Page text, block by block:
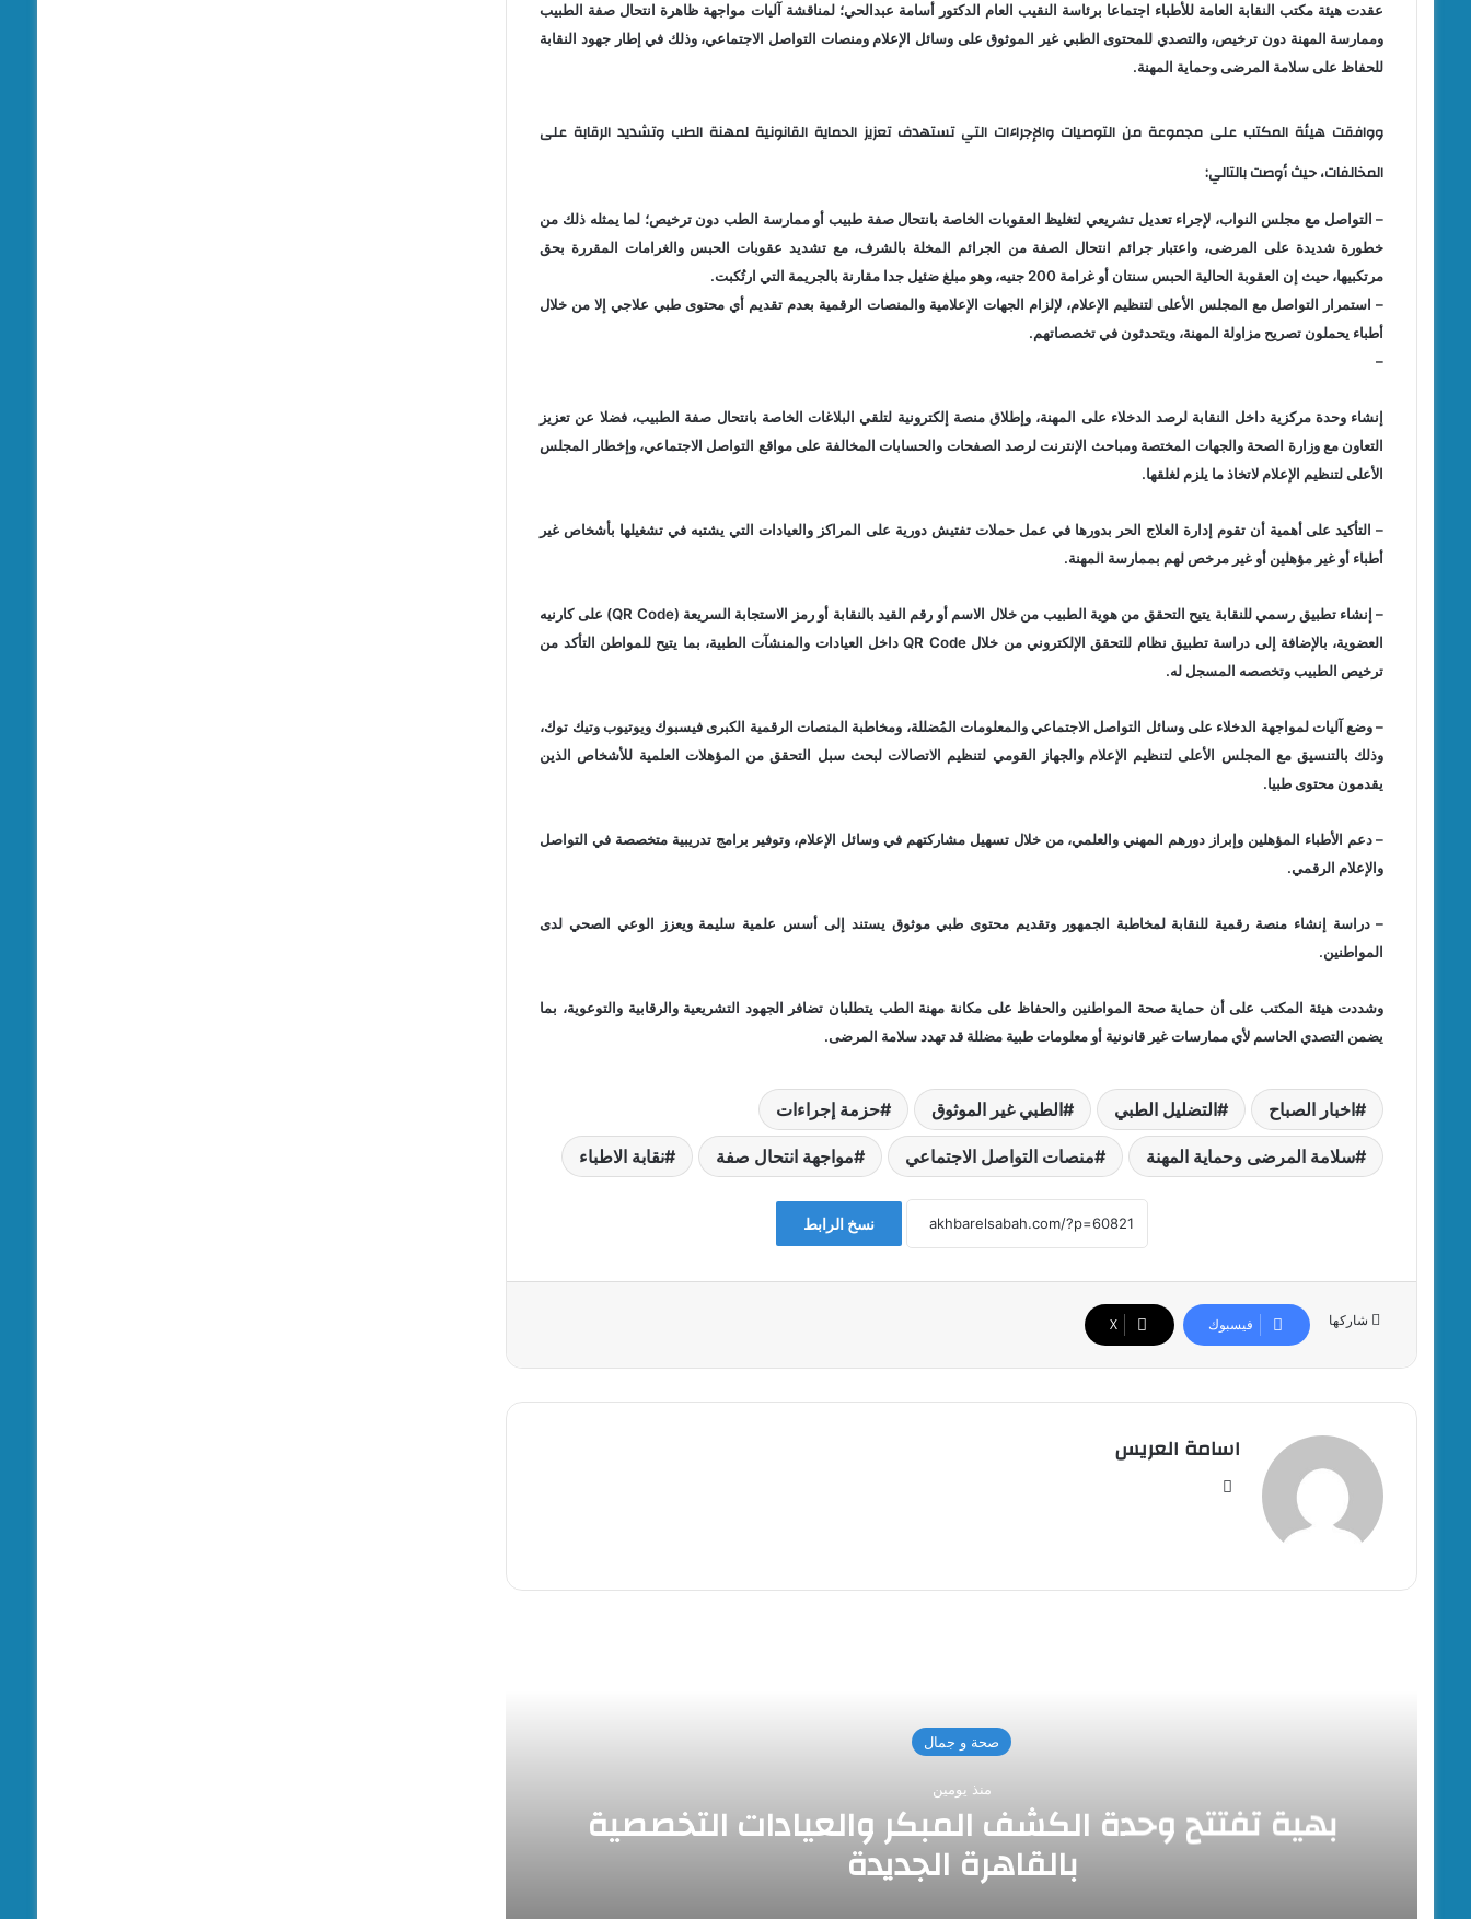
عقدت هيئة مكتب النقابة العامة للأطباء اجتماعا برئاسة النقيب العام الدكتور أسامة عبدالحي؛ لمناقشة آليات مواجهة ظاهرة انتحال صفة الطبيب
وممارسة المهنة دون ترخيص، والتصدي للمحتوى الطبي غير الموثوق على وسائل الإعلام ومنصات التواصل الاجتماعي، وذلك في إطار جهود النقابة
للحفاظ على سلامة المرضى وحماية المهنة.
ووافقت هيئة المكتب على مجموعة من التوصيات والإجراءات التي تستهدف تعزيز الحماية القانونية لمهنة الطب وتشديد الرقابة على
المخالفات، حيث أوصت بالتالي:
– التواصل مع مجلس النواب، لإجراء تعديل تشريعي لتغليظ العقوبات الخاصة بانتحال صفة طبيب أو ممارسة الطب دون ترخيص؛ لما يمثله ذلك من
خطورة شديدة على المرضى، واعتبار جرائم انتحال الصفة من الجرائم المخلة بالشرف، مع تشديد عقوبات الحبس والغرامات المقررة بحق
مرتكبيها، حيث إن العقوبة الحالية الحبس سنتان أو غرامة 200 جنيه، وهو مبلغ ضئيل جدا مقارنة بالجريمة التي ارتُكبت.
– استمرار التواصل مع المجلس الأعلى لتنظيم الإعلام، لإلزام الجهات الإعلامية والمنصات الرقمية بعدم تقديم أي محتوى طبي علاجي إلا من خلال
أطباء يحملون تصريح مزاولة المهنة، ويتحدثون في تخصصاتهم.
–
إنشاء وحدة مركزية داخل النقابة لرصد الدخلاء على المهنة، وإطلاق منصة إلكترونية لتلقي البلاغات الخاصة بانتحال صفة الطبيب، فضلا عن تعزيز
التعاون مع وزارة الصحة والجهات المختصة ومباحث الإنترنت لرصد الصفحات والحسابات المخالفة على مواقع التواصل الاجتماعي، وإخطار المجلس
الأعلى لتنظيم الإعلام لاتخاذ ما يلزم لغلقها.
– التأكيد على أهمية أن تقوم إدارة العلاج الحر بدورها في عمل حملات تفتيش دورية على المراكز والعيادات التي يشتبه في تشغيلها بأشخاص غير
أطباء أو غير مؤهلين أو غير مرخص لهم بممارسة المهنة.
– إنشاء تطبيق رسمي للنقابة يتيح التحقق من هوية الطبيب من خلال الاسم أو رقم القيد بالنقابة أو رمز الاستجابة السريعة (QR Code) على كارنيه
العضوية، بالإضافة إلى دراسة تطبيق نظام للتحقق الإلكتروني من خلال QR Code داخل العيادات والمنشآت الطبية، بما يتيح للمواطن التأكد من
ترخيص الطبيب وتخصصه المسجل له.
– وضع آليات لمواجهة الدخلاء على وسائل التواصل الاجتماعي والمعلومات المُضللة، ومخاطبة المنصات الرقمية الكبرى فيسبوك ويوتيوب وتيك توك،
وذلك بالتنسيق مع المجلس الأعلى لتنظيم الإعلام والجهاز القومي لتنظيم الاتصالات لبحث سبل التحقق من المؤهلات العلمية للأشخاص الذين
يقدمون محتوى طبيا.
– دعم الأطباء المؤهلين وإبراز دورهم المهني والعلمي، من خلال تسهيل مشاركتهم في وسائل الإعلام، وتوفير برامج تدريبية متخصصة في التواصل
والإعلام الرقمي.
– دراسة إنشاء منصة رقمية للنقابة لمخاطبة الجمهور وتقديم محتوى طبي موثوق يستند إلى أسس علمية سليمة ويعزز الوعي الصحي لدى
المواطنين.
وشددت هيئة المكتب على أن حماية صحة المواطنين والحفاظ على مكانة مهنة الطب يتطلبان تضافر الجهود التشريعية والرقابية والتوعوية، بما
يضمن التصدي الحاسم لأي ممارسات غير قانونية أو معلومات طبية مضللة قد تهدد سلامة المرضى.
اخبار الصباح التضليل الطبي الطبي غير الموثوق حزمة إجراءات
سلامة المرضى وحماية المهنة منصات التواصل الاجتماعي مواجهة انتحال صفة نقابة الاطباء
نسخ الرابط
شاركها فيسبوك ‫X
اسامة العريس
صحة و جمال
منذ يومين
بهية تفتتح وحدة الكشف المبكر والعيادات التخصصية
بالقاهرة الجديدة